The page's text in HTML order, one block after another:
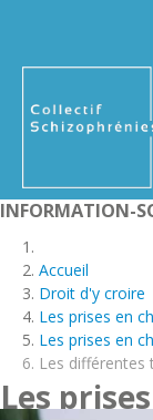
INFORMATION-
Accueil
Droit d'y croire
Les prises en
Les prises en
Les différentes
Les